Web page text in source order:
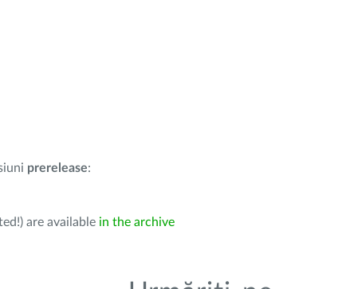
prerelease:
are available in the archive